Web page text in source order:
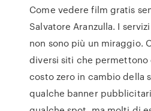
Come vedere film gratis
Salvatore Aranzulla. I
non sono più un miraggio.
diversi siti che permettono
costo zero in cambio della
qualche banner